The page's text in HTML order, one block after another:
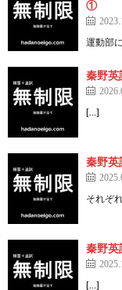
①
運動部
秦野
[…]
秦野
それぞ
秦野
[…]